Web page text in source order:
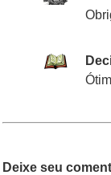
Deixe seu